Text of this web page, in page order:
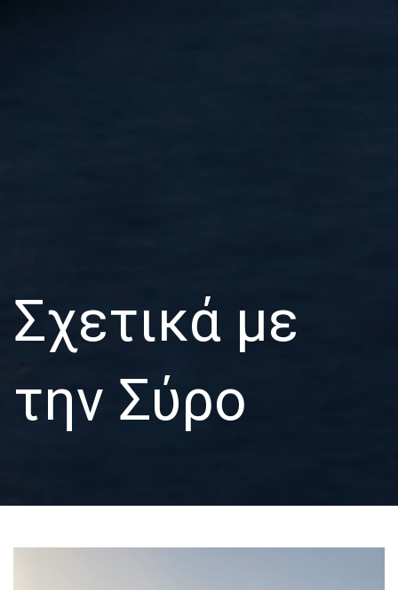
Σχετικά με
την Σύρο